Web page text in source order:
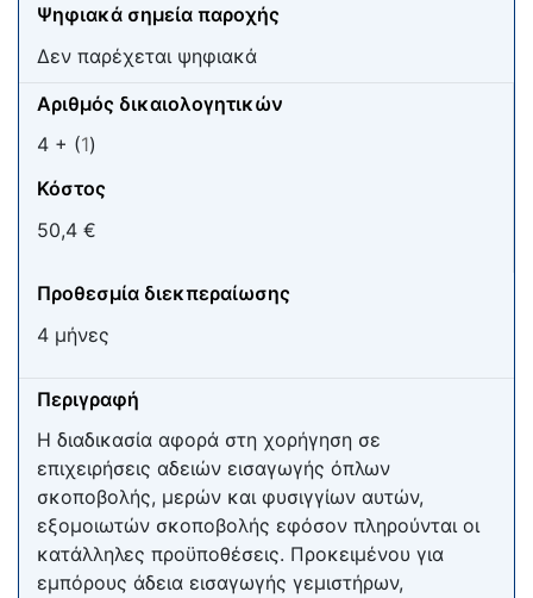
Ψηφιακά σημεία παροχής
Δεν παρέχεται ψηφιακά
Αριθμός δικαιολογητικών
4 + (1)
Κόστος
50,4 €
Προθεσμία διεκπεραίωσης
4 μήνες
Περιγραφή
Η διαδικασία αφορά στη χορήγηση σε
επιχειρήσεις αδειών εισαγωγής όπλων
σκοποβολής, μερών και φυσιγγίων αυτών,
εξομοιωτών σκοποβολής εφόσον πληρούνται οι
κατάλληλες προϋποθέσεις. Προκειμένου για
εμπόρους άδεια εισαγωγής γεμιστήρων,